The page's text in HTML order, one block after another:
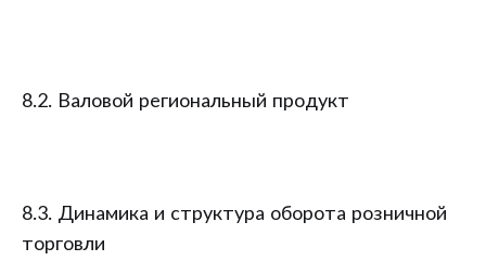
8.2. Валовой региональный продукт
8.3. Динамика и структура оборота розничной
торговли